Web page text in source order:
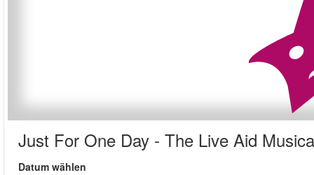
Just For One Day - The Live Aid
Datum wählen